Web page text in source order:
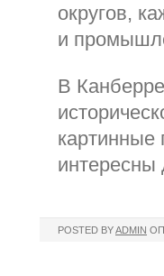
округов,
и
В
картинные
POSTED BYADMIN